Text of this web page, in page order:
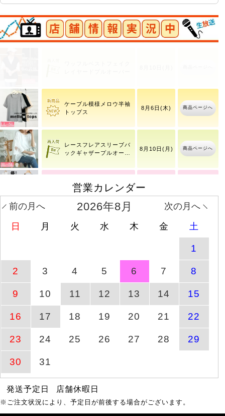
店舗情報実況中
ケーブル模様メロウ半袖
トップス
8月6日(木) 商品ページへ
レースフレアスリーブバ
ックギャザープルオーバ
8月10日(月) 商品ページへ
大きいサイズ レディース
アウ
8月6日(木)
大きいサイズ レディース
ワン
8月6日(木)
商品ページへ
ドットフレアスリーブプ
ルオーバー
8月10日(月) 商品ページへ
10時36分
商品ページへ
大きいサイズ レディース
接触
営業カレンダー
前の月へ 次の月へ
2026年8月
日 月 火 水 木 金 土
1
2 3 4 5 6 7 8
9 10 11 12 13 14 15
16 17 18 19 20 21 22
23 24 25 26 27 28 29
30 31
発送予定日 店舗休暇日
※ご注文状況により、予定日が前後する場合がございます。